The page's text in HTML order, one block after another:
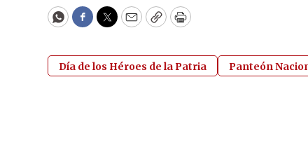
WhatsApp
Facebook
Twitter
EmailCopyPrint
Día de los Héroes de la Patria Panteón